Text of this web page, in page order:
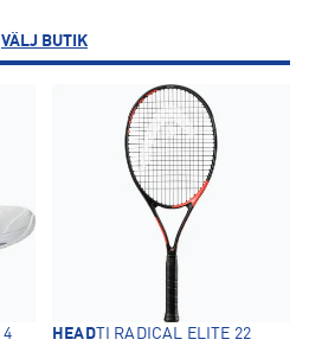
VÄLJ BUTIK
4
HEADTI RADICAL ELITE 22